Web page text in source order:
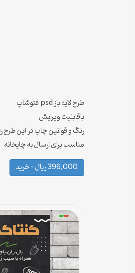
طرح لایه باز psd فتوشاپ
باقابلیت ویرایش
رنگ و قوانین چاپ در این
مناسب برای ارسال به چاپخانه
396,000 ریال – خرید